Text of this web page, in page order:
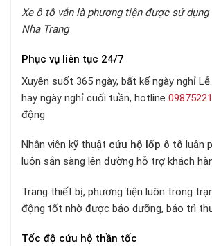
Xe ô tô vẫn là phương tiện được sử dụng
Nha Trang
Phục vụ liên tục 24/7
Xuyên suốt 365 ngày, bất kể ngày nghỉ
hay ngày nghỉ cuối tuần, hotline
động
Nhân viên kỹ thuật cứu hộ lốp ô tô luân
luôn sẵn sàng lên đường hỗ trợ khách
Trang thiết bị, phương tiện luôn trong
động tốt nhờ được bảo dưỡng, bảo trì
Tốc độ cứu hộ thần tốc